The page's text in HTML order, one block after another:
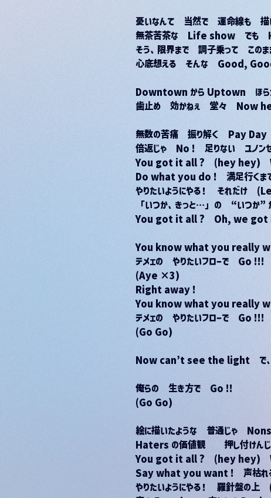
憂いなんて　当然で　運命線も　描
無茶苦茶な　Life show　で
そう、限界まで　調子乗って　こ
心底想える　そんな　Good,
Downtown から Uptown　ほ
歯止め　効かねぇ　堂々　
無数の苦痛　振り解く　Pay Day
倍返じゃ　No !　足りない　ユノン
You got it all ?　(hey hey)
Do what you do !　満足行く
やりたいようにやる！　それだ
「いつか、きっと…」の　“いつか”
You got it all ?　Oh, we
You know what you really
テメェの　やりたいフローで　Go !!!
(Aye ×3)
Right away !
You know what you really
テメェの　やりたいフローで　Go !!!
(Go Go)
Now can’t see the light　で
俺らの　生き方で　Go !!
(Go Go)
絵に描いたような　普通じゃ　
Haters の価値観　　押し付けんじ
You got it all ?　(hey hey)
Say what you want !　声枯れ
やりたいようにやる！　羅針盤